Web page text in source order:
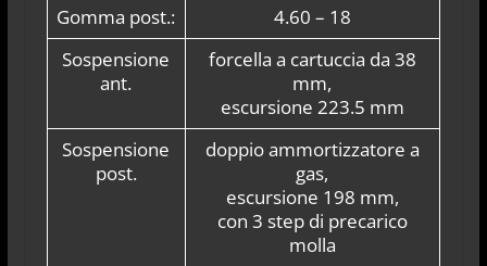
Gomma post.:
4.60 – 18
Sospensione
ant.
forcella a cartuccia da 38
mm,
escursione 223.5 mm
Sospensione
post.
doppio ammortizzatore a
gas,
escursione 198 mm,
con 3 step di precarico
molla